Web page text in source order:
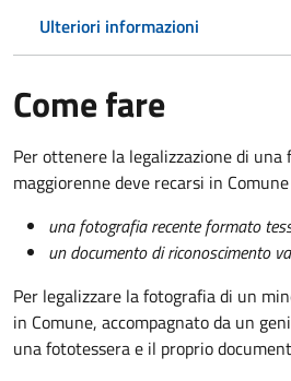
Ulteriori informazioni
Come fare
Per ottenere la legalizzazione di
maggiorenne deve recarsi in
una fotografia recente formato
un documento di riconoscimento
Per legalizzare la fotografia di un
in Comune, accompagnato da un
una fototessera e il proprio